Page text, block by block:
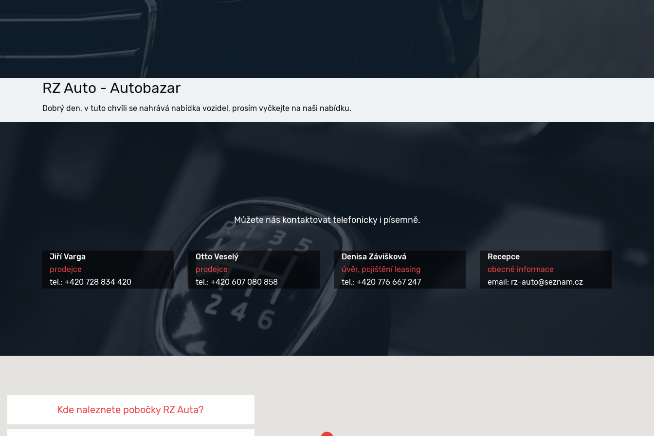
RZ Auto - Autobazar
Dobrý den, v tuto chvíli se nahrává nabídka vozidel, prosím vyčkejte na naši nabídku.
Můžete nás kontaktovat telefonicky i písemně.
Jiří Varga
prodejce
tel.: +420 728 834 420
Otto Veselý
prodejce
tel.: +420 607 080 858
Denisa Závišková
úvěr, pojištění leasing
tel.: +420 776 667 247
Recepce
obecné informace
email: rz-auto@seznam.cz
Kde naleznete pobočky RZ Auta?